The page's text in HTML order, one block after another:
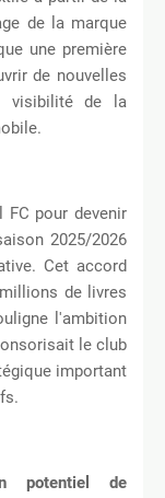
de la marque
une première
de nouvelles
visibilité de la
FC pour devenir
2025/2026
Cet accord
de livres
l'ambition
le club
important
potentiel de